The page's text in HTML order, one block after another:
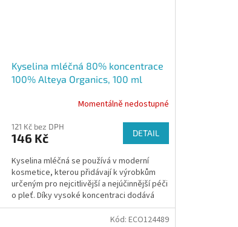
Kyselina mléčná 80% koncentrace
100% Alteya Organics, 100 ml
Momentálně nedostupné
121 Kč bez DPH
146 Kč DETAIL
Kyselina mléčná se používá v moderní
kosmetice, kterou přidávají k výrobkům
určeným pro nejcitlivější a nejúčinnější péči
o pleť. Díky vysoké koncentraci dodává
pokožce pružnost...
Kód: ECO124489